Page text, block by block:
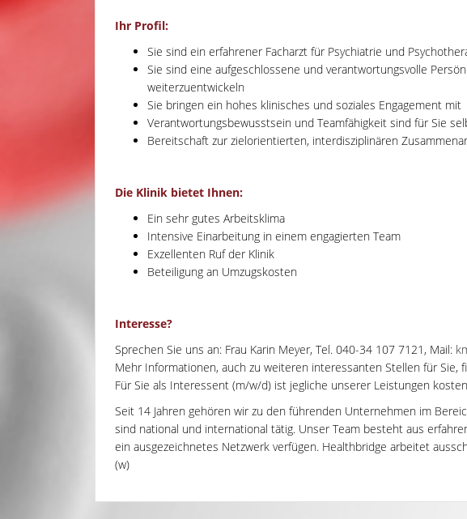
Ihr Profil:
Sie sind ein erfahrener Facharzt für Psychiatrie und
Sie sind eine aufgeschlossene und verantwortungsvolle
weiterzuentwickeln
Sie bringen ein hohes klinisches und soziales Engagement mit
Verantwortungsbewusstsein und Teamfähigkeit sind für Sie
Bereitschaft zur zielorientierten, interdisziplinären
Die Klinik bietet Ihnen:
Ein sehr gutes Arbeitsklima
Intensive Einarbeitung in einem engagierten Team
Exzellenten Ruf der Klinik
Beteiligung an Umzugskosten
Interesse?
Sprechen Sie uns an: Frau Karin Meyer, Tel. 040-34 107 7121, Mail:
Mehr Informationen, auch zu weiteren interessanten Stellen für Sie,
Für Sie als Interessent (m/w/d) ist jegliche unserer Leistungen
Seit 14 Jahren gehören wir zu den führenden Unternehmen im
sind national und international tätig. Unser Team besteht aus
ein ausgezeichnetes Netzwerk verfügen. Healthbridge arbeitet
(w)